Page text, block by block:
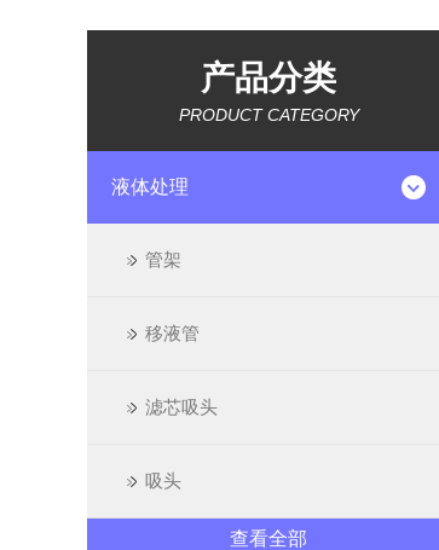
产品分类
PRODUCT CATEGORY
液体处理
管架
移液管
滤芯吸头
吸头
查看全部